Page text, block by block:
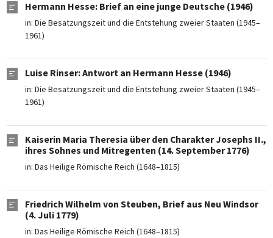
Hermann Hesse: Brief an eine junge Deutsche (1946)
in: Die Besatzungszeit und die Entstehung zweier Staaten (1945–
1961)
Luise Rinser: Antwort an Hermann Hesse (1946)
in: Die Besatzungszeit und die Entstehung zweier Staaten (1945–
1961)
Kaiserin Maria Theresia über den Charakter Josephs II.,
ihres Sohnes und Mitregenten (14. September 1776)
in: Das Heilige Römische Reich (1648–1815)
Friedrich Wilhelm von Steuben, Brief aus Neu Windsor
(4. Juli 1779)
in: Das Heilige Römische Reich (1648–1815)